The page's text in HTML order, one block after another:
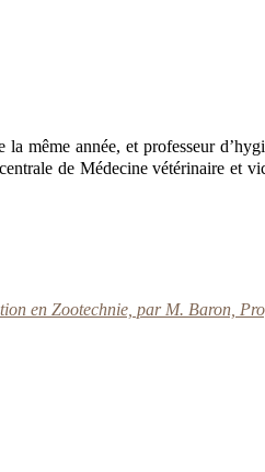
année, et professeur
de Médecine vétérinaire et
en Zootechnie, par M. Baron,